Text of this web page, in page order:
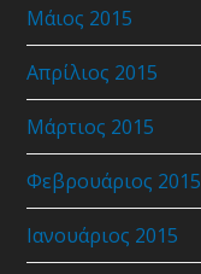
Μάιος 2015
Απρίλιος 2015
Μάρτιος 2015
Φεβρουάριος 2015
Ιανουάριος 2015